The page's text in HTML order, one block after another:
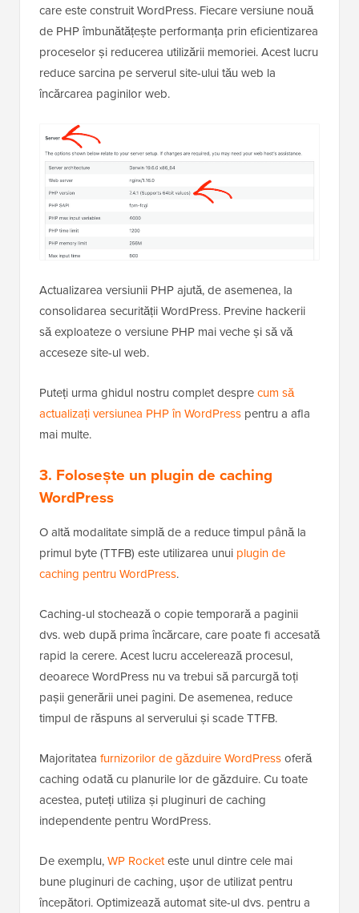
care este construit WordPress. Fiecare versiune nouă
de PHP îmbunătățește performanța prin eficientizarea
proceselor și reducerea utilizării memoriei. Acest lucru
reduce sarcina pe serverul site-ului tău web la
încărcarea paginilor web.
Actualizarea versiunii PHP ajută, de asemenea, la
consolidarea securității WordPress. Previne hackerii
să exploateze o versiune PHP mai veche și să vă
acceseze site-ul web.
Puteți urma ghidul nostru complet desprecum să
actualizați versiunea PHP în WordPress pentru a afla
mai multe.
3. Folosește un plugin de caching
WordPress
O altă modalitate simplă de a reduce timpul până la
primul byte (TTFB) este utilizarea unui plugin de
caching pentru WordPress.
Caching-ul stochează o copie temporară a paginii
dvs. web după prima încărcare, care poate fi accesată
rapid la cerere. Acest lucru accelerează procesul,
deoarece WordPress nu va trebui să parcurgă toți
pașii generării unei pagini. De asemenea, reduce
timpul de răspuns al serverului și scade TTFB.
Majoritatea furnizorilor de găzduire WordPressoferă
caching odată cu planurile lor de găzduire. Cu toate
acestea, puteți utiliza și pluginuri de caching
independente pentru WordPress.
De exemplu,WP Rocketeste unul dintre cele mai
bune pluginuri de caching, ușor de utilizat pentru
începători. Optimizează automat site-ul dvs. pentru a